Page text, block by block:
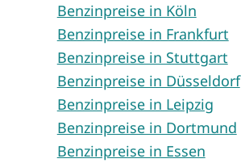
Benzinpreise in Köln
Benzinpreise in Frankfurt
Benzinpreise in Stuttgart
Benzinpreise in Düsseldorf
Benzinpreise in Leipzig
Benzinpreise in Dortmund
Benzinpreise in Essen